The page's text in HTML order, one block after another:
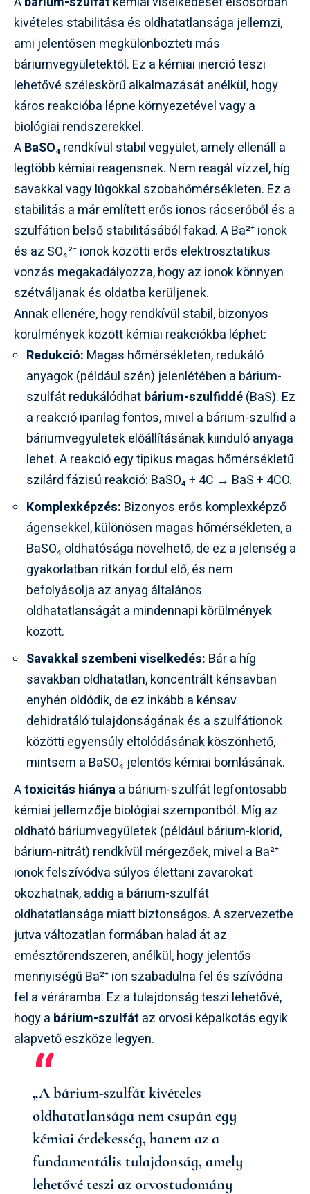
kivételes stabilitása és oldhatatlansága jellemzi,
ami jelentősen megkülönbözteti más
báriumvegyületektől. Ez a kémiai inerció teszi
lehetővé széleskörű alkalmazását anélkül, hogy
káros reakcióba lépne környezetével vagy a
biológiai rendszerekkel.
ABaSO₄rendkívül stabil vegyület, amely ellenáll a
legtöbb kémiai reagensnek. Nem reagál vízzel, híg
savakkal vagy lúgokkal szobahőmérsékleten. Ez a
stabilitás a már említett erős ionos rácserőből és a
szulfátion belső stabilitásából fakad. A Ba²⁺ ionok
és az SO₄²⁻ ionok közötti erős elektrosztatikus
vonzás megakadályozza, hogy az ionok könnyen
szétváljanak és oldatba kerüljenek.
Annak ellenére, hogy rendkívül stabil, bizonyos
körülmények között kémiai reakciókba léphet:
Redukció: Magas hőmérsékleten, redukáló
anyagok (például szén) jelenlétében a bárium-
szulfát redukálódhatbárium-szulfiddé(BaS). Ez
a reakció iparilag fontos, mivel a bárium-szulfid a
báriumvegyületek előállításának kiinduló anyaga
lehet. A reakció egy tipikus magas hőmérsékletű
szilárd fázisú reakció: BaSO₄ + 4C → BaS + 4CO.
Komplexképzés: Bizonyos erős komplexképző
ágensekkel, különösen magas hőmérsékleten, a
BaSO₄ oldhatósága növelhető, de ez a jelenség a
gyakorlatban ritkán fordul elő, és nem
befolyásolja az anyag általános
oldhatatlanságát a mindennapi körülmények
között.
Savakkal szembeni viselkedés: Bár a híg
savakban oldhatatlan, koncentrált kénsavban
enyhén oldódik, de ez inkább a kénsav
dehidratáló tulajdonságának és a szulfátionok
közötti egyensúly eltolódásának köszönhető,
mintsem a BaSO₄ jelentős kémiai bomlásának.
Atoxicitás hiányaa bárium-szulfát legfontosabb
kémiai jellemzője biológiai szempontból. Míg az
oldható báriumvegyületek (például bárium-klorid,
bárium-nitrát) rendkívül mérgezőek, mivel a Ba²⁺
ionok felszívódva súlyos élettani zavarokat
okozhatnak, addig a bárium-szulfát
oldhatatlansága miatt biztonságos. A szervezetbe
jutva változatlan formában halad át az
emésztőrendszeren, anélkül, hogy jelentős
mennyiségű Ba²⁺ ion szabadulna fel és szívódna
fel a véráramba. Ez a tulajdonság teszi lehetővé,
hogy a bárium-szulfát az orvosi képalkotás egyik
alapvető eszköze legyen.
„A bárium-szulfát kivételes
oldhatatlansága nem csupán egy
kémiai érdekesség, hanem az a
fundamentális tulajdonság, amely
lehetővé teszi az orvostudomány